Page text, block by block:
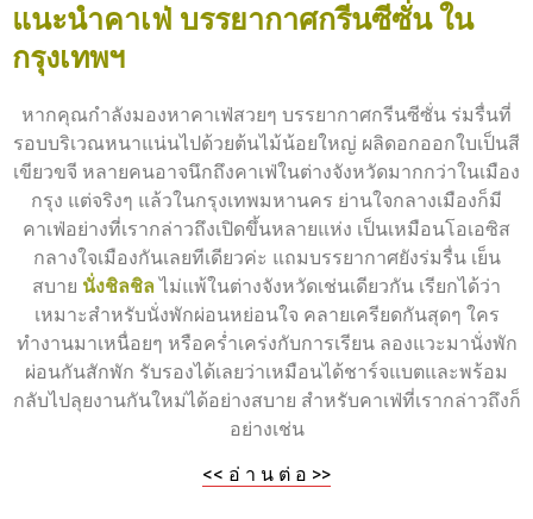
แนะนำคาเฟ่ บรรยากาศกรีนซีซั่น ใน
กรุงเทพฯ
หากคุณกำลังมองหาคาเฟ่สวยๆ บรรยากาศกรีนซีซั่น ร่มรื่นที่
รอบบริเวณหนาแน่นไปด้วยต้นไม้น้อยใหญ่ ผลิดอกออกใบเป็นสี
เขียวขจี หลายคนอาจนึกถึงคาเฟ่ในต่างจังหวัดมากกว่าในเมือง
กรุง แต่จริงๆ แล้วในกรุงเทพมหานคร ย่านใจกลางเมืองก็มี
คาเฟ่อย่างที่เรากล่าวถึงเปิดขึ้นหลายแห่ง เป็นเหมือนโอเอซิส
กลางใจเมืองกันเลยทีเดียวค่ะ แถมบรรยากาศยังร่มรื่น เย็น
สบาย นั่งชิลชิลไม่แพ้ในต่างจังหวัดเช่นเดียวกัน เรียกได้ว่า
เหมาะสำหรับนั่งพักผ่อนหย่อนใจ คลายเครียดกันสุดๆ ใคร
ทำงานมาเหนื่อยๆ หรือคร่ำเคร่งกับการเรียน ลองแวะมานั่งพัก
ผ่อนกันสักพัก รับรองได้เลยว่าเหมือนได้ชาร์จแบตและพร้อม
กลับไปลุยงานกันใหม่ได้อย่างสบาย สำหรับคาเฟ่ที่เรากล่าวถึงก็
อย่างเช่น
<< อ่ า น ต่ อ >>